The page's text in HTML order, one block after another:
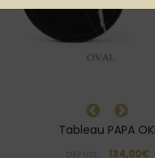
Tableau PAPA OKI
134,00€